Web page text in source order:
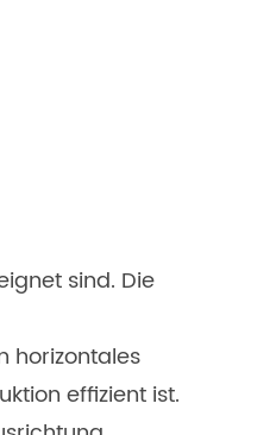
sind. Die
horizontales
effizient ist.